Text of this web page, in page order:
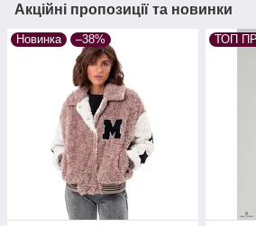
Акційні пропозиції та новинки
Новинка –38% ТОП